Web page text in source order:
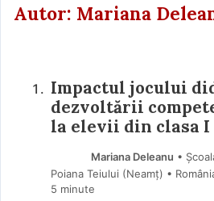
Autor: Mariana
Impactul jocului
dezvoltării
la elevii din clasa I
Mariana Deleanu •
Poiana Teiului (Neamţ) •
5 minute